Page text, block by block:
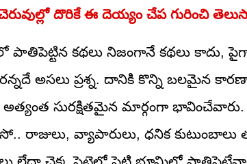
దొరికే ఈ దెయ్యం చేప గురించి
పాతిపెట్టిన కథలు నిజంగానే కథలు కాదు,
అసలు ప్రశ్న. దానికి కొన్ని బలమైన
సురక్షితమైన మార్గంగా భావించేవారు.
రాజులు, వ్యాపారులు, ధనిక